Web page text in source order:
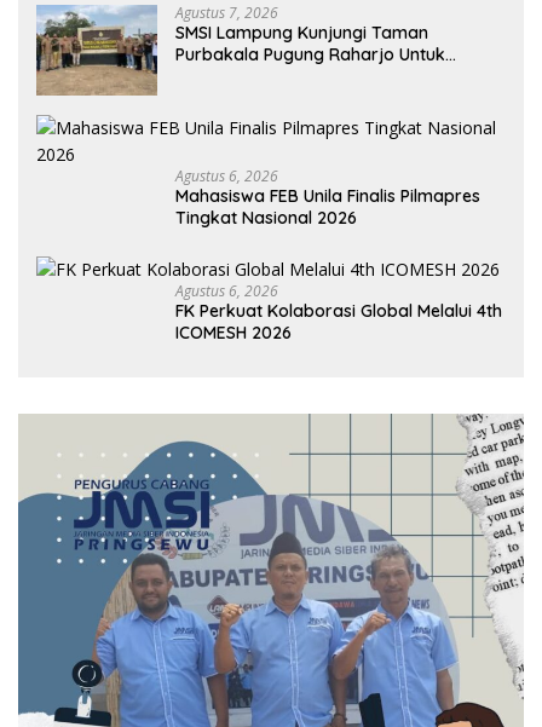
Rakyat
Agustus 7, 2026
SMSI Lampung Kunjungi Taman
Purbakala Pugung Raharjo Untuk
Agustus 6, 2026
Mahasiswa FEB Unila Finalis Pilmapres
Tingkat Nasional 2026
Agustus 6, 2026
FK Perkuat Kolaborasi Global Melalui 4th
ICOMESH 2026